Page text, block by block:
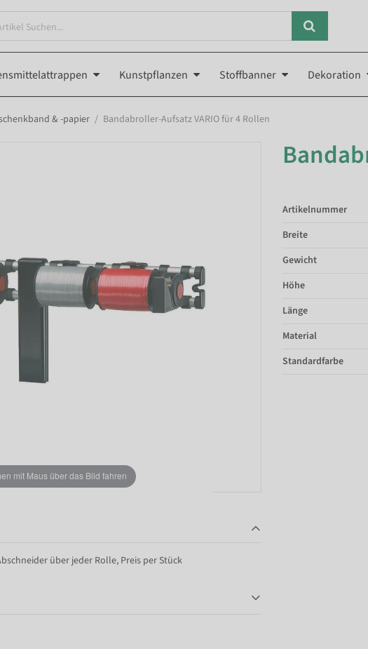
Kunstpflanzen Stoffbanner Dekoration
& -papier Bandabroller-Aufsatz VARIO für 4 Rollen
mit Maus über das Bild fahren
Artikelnummer
Breite
Gewicht
Höhe
Länge
Material
Standardfarbe
über jeder Rolle, Preis per Stück